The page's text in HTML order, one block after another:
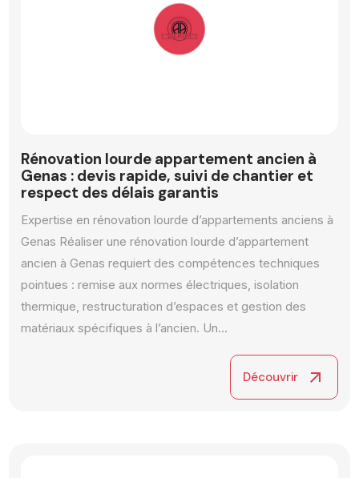
Rénovation lourde appartement ancien à
Genas : devis rapide, suivi de chantier et
respect des délais garantis
Expertise en rénovation lourde d’appartements anciens à
Genas Réaliser une rénovation lourde d’appartement
ancien à Genas requiert des compétences techniques
pointues : remise aux normes électriques, isolation
thermique, restructuration d’espaces et gestion des
matériaux spécifiques à l’ancien. Un...
Découvrir arrow_outward